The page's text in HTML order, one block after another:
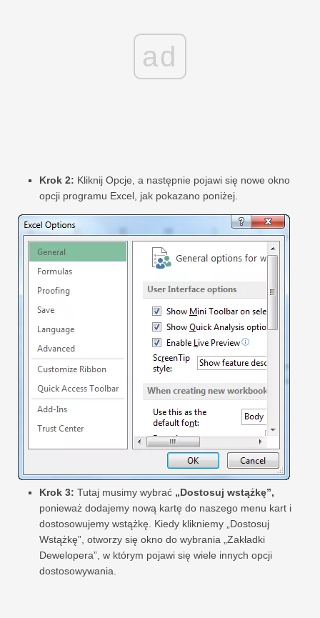
ad
Krok 2: Kliknij Opcje, a następnie pojawi się nowe okno
opcji programu Excel, jak pokazano poniżej.
Krok 3: Tutaj musimy wybrać „Dostosuj wstążkę”,
ponieważ dodajemy nową kartę do naszego menu kart i
dostosowujemy wstążkę. Kiedy klikniemy „Dostosuj
Wstążkę”, otworzy się okno do wybrania „Zakładki
Dewelopera”, w którym pojawi się wiele innych opcji
dostosowywania.